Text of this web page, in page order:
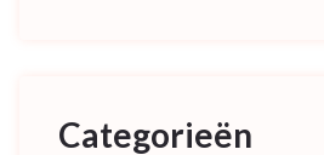
Categorieën